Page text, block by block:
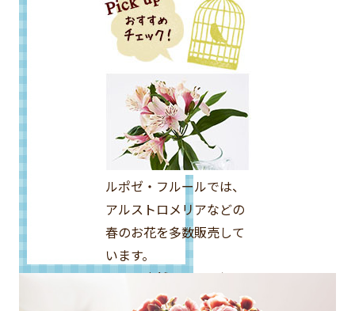
ルポゼ・フルールでは、
アルストロメリアなどの
春のお花を多数販売して
います。
※一部店舗でお取り扱い
のない場合がございま